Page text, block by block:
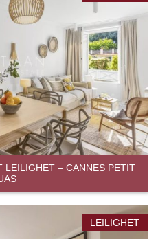
LEILIGHET – CANNES PETIT
LEILIGHET